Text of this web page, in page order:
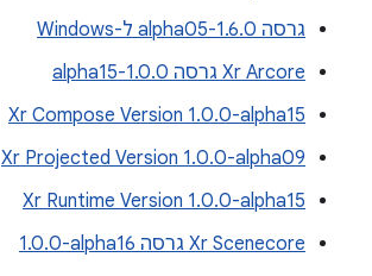
גרסה 1.6.0-alpha05 ל-Windows
Xr Arcore גרסה 1.0.0-alpha15
Xr Compose Version 1.0.0-alpha15
Xr Projected Version 1.0.0-alpha09
Xr Runtime Version 1.0.0-alpha15
Xr Scenecore גרסה ‎1.0.0-alpha16